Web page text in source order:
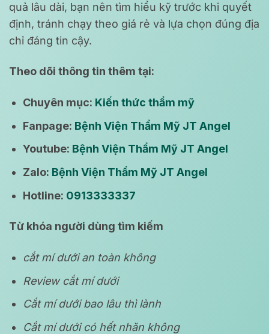
quả lâu dài, bạn nên tìm hiểu kỹ trước khi quyết
định, tránh chạy theo giá rẻ và lựa chọn đúng địa
chỉ đáng tin cậy.
Theo dõi thông tin thêm tại:
Chuyên mục: Kiến thức thẩm mỹ
Fanpage: Bệnh Viện Thẩm Mỹ JT Angel
Youtube: Bệnh Viện Thẩm Mỹ JT Angel
Zalo: Bệnh Viện Thẩm Mỹ JT Angel
Hotline: 0913333337
Từ khóa người dùng tìm kiếm
cắt mí dưới an toàn không
Review cắt mí dưới
Cắt mí dưới bao lâu thì lành
Cắt mí dưới có hết nhăn không